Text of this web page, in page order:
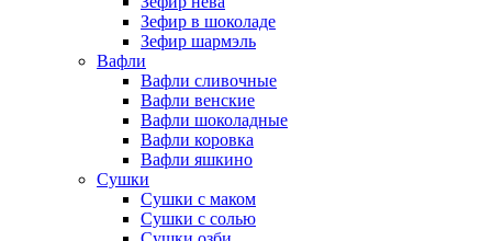
Зефир в шоколаде
Зефир шармэль
Вафли
Вафли сливочные
Вафли венские
Вафли шоколадные
Вафли коровка
Вафли яшкино
Сушки
Сушки с маком
Сушки с солью